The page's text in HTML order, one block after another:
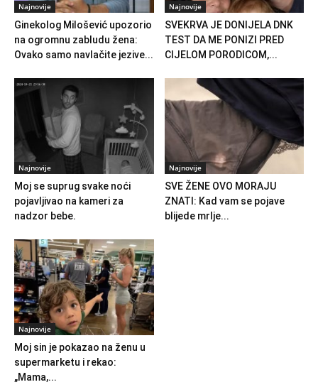
Najnovije
Ginekolog Milošević upozorio
na ogromnu zabludu žena:
Ovako samo navlačite jezive...
Najnovije
SVEKRVA JE DONIJELA DNK
TEST DA ME PONIZI PRED
CIJELOM PORODICOM,...
Najnovije
Moj se suprug svake noći
pojavljivao na kameri za
nadzor bebe.
Najnovije
SVE ŽENE OVO MORAJU
ZNATI: Kad vam se pojave
blijede mrlje...
Najnovije
Moj sin je pokazao na ženu u
supermarketu i rekao:
„Mama,...